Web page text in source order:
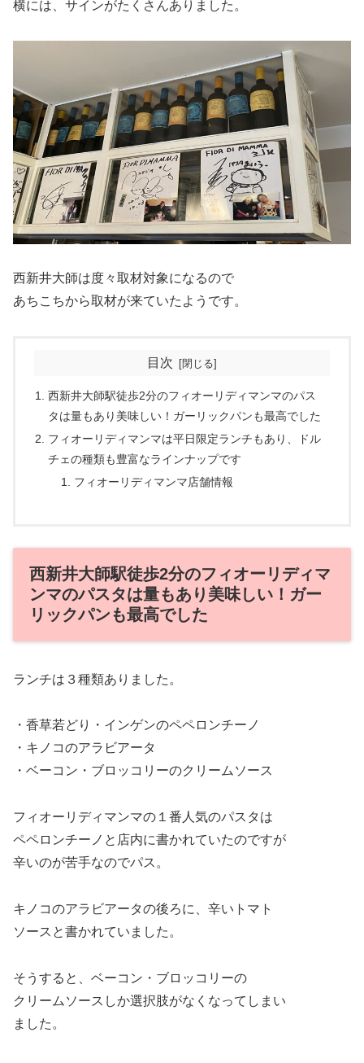
横には、サインがたくさんありました。
西新井大師は度々取材対象になるので
あちこちから取材が来ていたようです。
目次
西新井大師駅徒歩2分のフィオーリディマンマのパス
タは量もあり美味しい！ガーリックパンも最高でした
フィオーリディマンマは平日限定ランチもあり、ドル
チェの種類も豊富なラインナップです
フィオーリディマンマ店舗情報
西新井大師駅徒歩2分のフィオーリディマ
ンマのパスタは量もあり美味しい！ガー
リックパンも最高でした
ランチは３種類ありました。
・香草若どり・インゲンのペペロンチーノ
・キノコのアラビアータ
・ベーコン・ブロッコリーのクリームソース
フィオーリディマンマの１番人気のパスタは
ペペロンチーノと店内に書かれていたのですが
辛いのが苦手なのでパス。
キノコのアラビアータの後ろに、辛いトマト
ソースと書かれていました。
そうすると、ベーコン・ブロッコリーの
クリームソースしか選択肢がなくなってしまい
ました。